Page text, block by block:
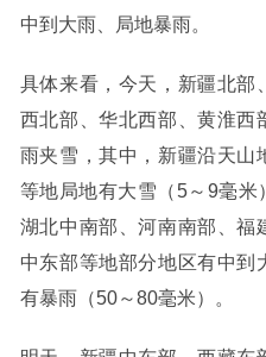
中到大雨、局地暴雨。
具体来看，今天，新疆北部
西北部、华北西部、黄淮西
雨夹雪，其中，新疆沿天山
等地局地有大雪（5～9毫米
湖北中南部、河南南部、福
中东部等地部分地区有中到
有暴雨（50～80毫米）。